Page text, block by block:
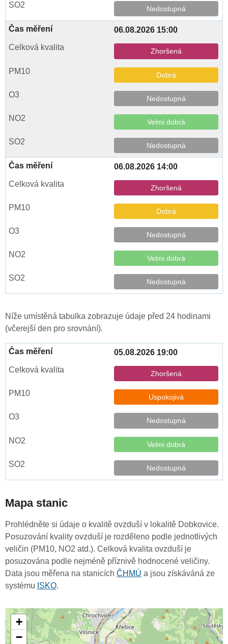
Nedostupná
06.08.2026 15:00
Zhoršená
Dobrá
Nedostupná
Velmi dobrá
Nedostupná
06.08.2026 14:00
Zhoršená
Dobrá
Nedostupná
Velmi dobrá
Nedostupná
Níže umístěná tabulka zobrazuje údaje před 24 hodinami
(včerejší den pro srovnání).
05.08.2026 19:00
Zhoršená
Uspokojivá
Nedostupná
Velmi dobrá
Nedostupná
Mapa stanic
Prohlédněte si údaje o kvalitě ovzduší v lokalitě Dobkovice.
Posuzování kvality ovzduší je rozděleno podle jednotlivých
veličin (PM10, NO2 atd.). Celková kvalita ovzduší je
posuzována podle nejméně příznivě hodnocené veličiny.
Data jsou měřena na stanicích ČHMÚ a jsou získáváná ze
systému ISKO.
+
−